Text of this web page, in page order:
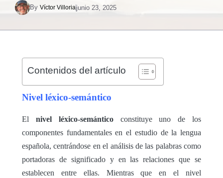
By Víctor Villoriajunio 23, 2025
Contenidos del artículo
Nivel léxico-semántico
El nivel léxico-semánticoconstituye uno de los
componentes fundamentales en el estudio de la lengua
española, centrándose en el análisis de las palabras como
portadoras de significado y en las relaciones que se
establecen entre ellas. Mientras que en el nivel